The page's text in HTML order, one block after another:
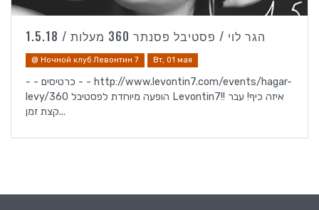
הגר לוי / פסטיבל פסנתר 360 מעלות / 1.5.18
@ Ночной клуб Левонтин 7 Вт, 01 мая
- - כרטיסים - - http://www.levontin7.com/events/hagar-
levy/הופעה מיוחדת לפסטיבל 360 Levontin7!! איזה כיף! עבר
קצת זמן...